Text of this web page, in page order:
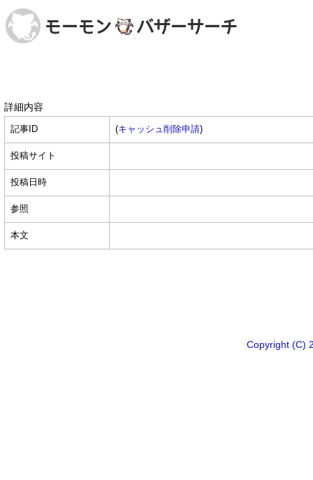
詳細内容
記事ID (キャッシュ削除申請)
投稿サイト
投稿日時
参照
本文
Copyright (C)